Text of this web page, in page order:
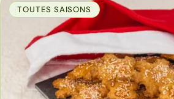
TOUTES SAISONS